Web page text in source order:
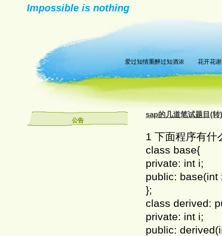
Impossible is nothing
爱过知情重醉过知酒浓 花开花谢
公告
sap的几道笔试题目(转)
1 下面程序有什
class base{
private: int i;
public: base(int
};
class derived:
private: int i;
public: